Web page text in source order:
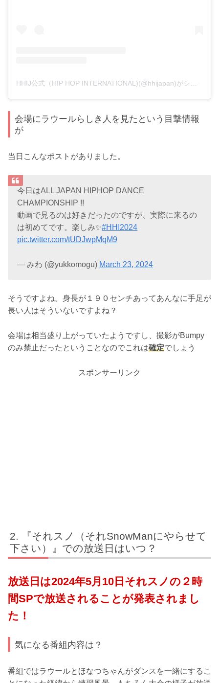
HHIJ公式（HIP HOP INTERNATIONAL)(@hhijapan)がシェアした投稿
会場にラウールらしき人を見たという目撃情報
が
当日こんなポストがありました。
今日はALL JAPAN HIPHOP DANCE
CHAMPIONSHIP !!
動画で見るのは好きだったのですが、実際に来るの
は初めてです。楽しみ✨#HHI2024
pic.twitter.com/tUDJwpMqM9
— みわ (@yukkomogu) March 23, 2024
そうですよね。身長が１９０センチあってあんなに手足が
長い人はそういないですよね？
会場は相当盛り上がっていたようですし、撮影がBumpy
のみ禁止だったということなのでこれは確定でしょう
スポンサーリンク
『それスノ（それSnowManにやらせて
下さい）』での放送日はいつ？
放送日は2024年5月10日それスノの２時
間SPで放送されることが発表されまし
た！
気になる番組内容は？
番組ではラウールとほなつちゃんがダンスを一緒にするこ